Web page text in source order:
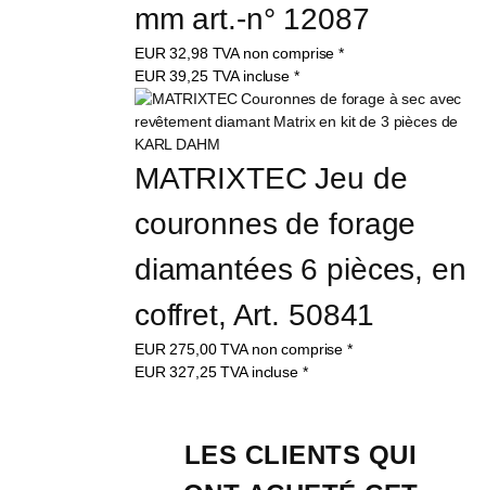
mm art.-n° 12087
EUR32,98 TVA non comprise *
EUR39,25 TVA incluse *
MATRIXTEC Jeu de
couronnes de forage
diamantées 6 pièces, en
coffret, Art. 50841
EUR 275,00TVA non comprise *
EUR327,25TVA incluse *
LES CLIENTS QUI